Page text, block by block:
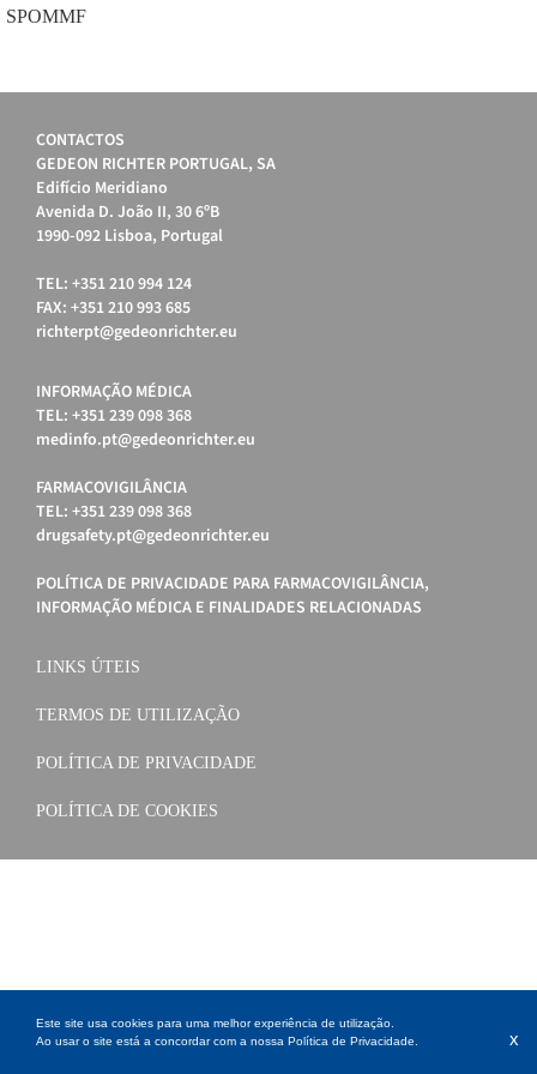
SPOMMF
CONTACTOS
GEDEON RICHTER PORTUGAL, SA
Edifício Meridiano
Avenida D. João II, 30 6ºB
1990-092 Lisboa, Portugal
TEL: +351 210 994 124
FAX: +351 210 993 685
richterpt@gedeonrichter.eu
INFORMAÇÃO MÉDICA
TEL: +351 239 098 368
medinfo.pt@gedeonrichter.eu
FARMACOVIGILÂNCIA
TEL: +351 239 098 368
drugsafety.pt@gedeonrichter.eu
POLÍTICA DE PRIVACIDADE PARA FARMACOVIGILÂNCIA,
INFORMAÇÃO MÉDICA E FINALIDADES RELACIONADAS
LINKS ÚTEIS
TERMOS DE UTILIZAÇÃO
POLÍTICA DE PRIVACIDADE
POLÍTICA DE COOKIES
Este site usa cookies para uma melhor experiência de utilização.
Ao usar o site está a concordar com a nossa Política de Privacidade x